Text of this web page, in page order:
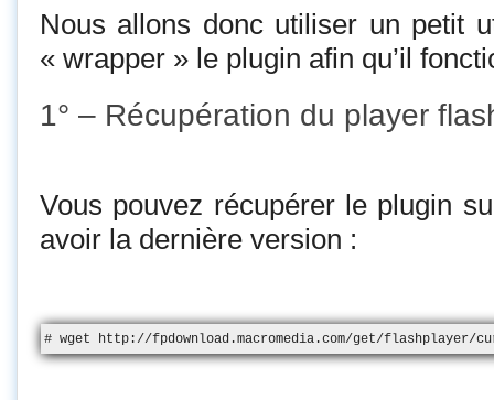
Nous allons donc utiliser un petit
« wrapper » le plugin afin qu’il
1° – Récupération du player
Vous pouvez récupérer le plugin
avoir la dernière version :
# wget http://fpdownload.macromedia.com/get/